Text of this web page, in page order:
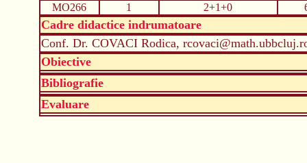
MO266
1 2+1+0
Cadre didactice indrumatoare
Conf. Dr. COVACI Rodica,
Obiective
Bibliografie
Evaluare